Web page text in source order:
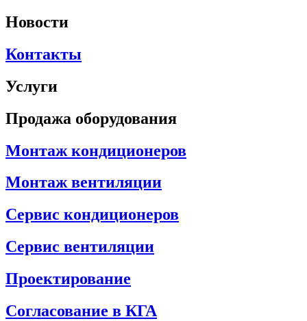
Новости
Контакты
Услуги
Продажа оборудования
Монтаж кондиционеров
Монтаж вентиляции
Сервис кондиционеров
Сервис вентиляции
Проектирование
Согласование в КГА